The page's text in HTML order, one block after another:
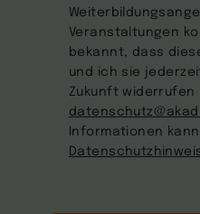
Veranstaltungen
bekannt, dass
und ich sie
Zukunft widerrufen
Informationen